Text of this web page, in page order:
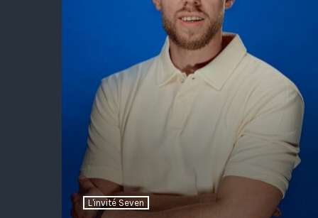
L'invité Seven